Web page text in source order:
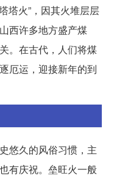
塔火”，因其火堆层层
西许多地方盛产煤
。在古代，人们将煤
厄运，迎接新年的到
悠久的风俗习惯，主
有庆祝。垒旺火一般